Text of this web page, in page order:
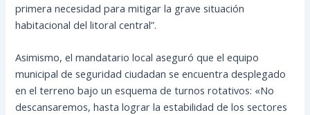
primera necesidad para mitigar la grave situación
habitacional del litoral central”.
Asimismo, el mandatario local aseguró que el equipo
municipal de seguridad ciudadan se encuentra desplegado
en el terreno bajo un esquema de turnos rotativos: «No
descansaremos, hasta lograr la estabilidad de los sectores